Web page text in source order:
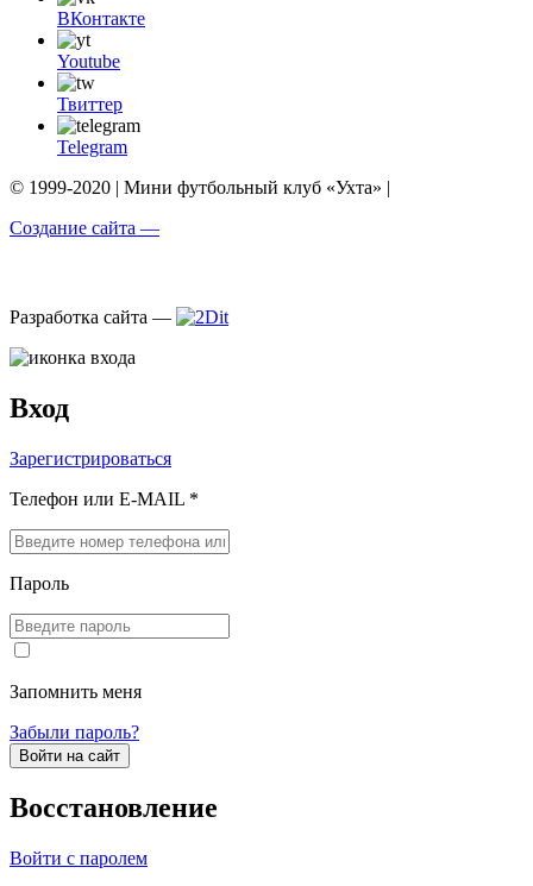
ВКонтакте
Youtube
Твиттер
Telegram
© 1999-2020 | Мини футбольный клуб «Ухта» |
Создание сайта —
Разработка сайта —
Вход
Зарегистрироваться
Телефон или E-MAIL *
Пароль
Запомнить меня
Забыли пароль?
Войти на сайт
Восстановление
Войти с паролем